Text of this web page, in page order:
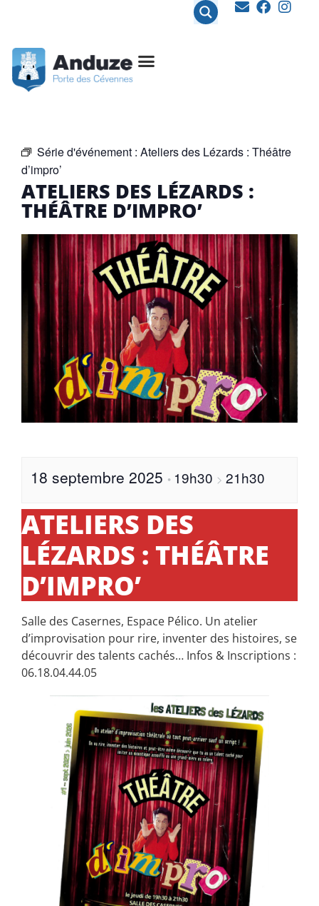
Série d'événement : Ateliers des Lézards : Théâtre
d’impro’
ATELIERS DES LÉZARDS :
THÉÂTRE D’IMPRO’
18 septembre 2025 • 19h30 > 21h30
ATELIERS DES
LÉZARDS : THÉÂTRE
D’IMPRO’
Salle des Casernes, Espace Pélico. Un atelier
d’improvisation pour rire, inventer des histoires, se
découvrir des talents cachés… Infos & Inscriptions :
06.18.04.44.05